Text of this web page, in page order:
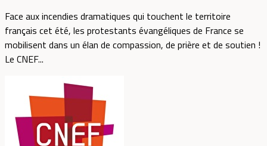
Face aux incendies dramatiques qui touchent le territoire
français cet été, les protestants évangéliques de France se
mobilisent dans un élan de compassion, de prière et de soutien !
Le CNEF...